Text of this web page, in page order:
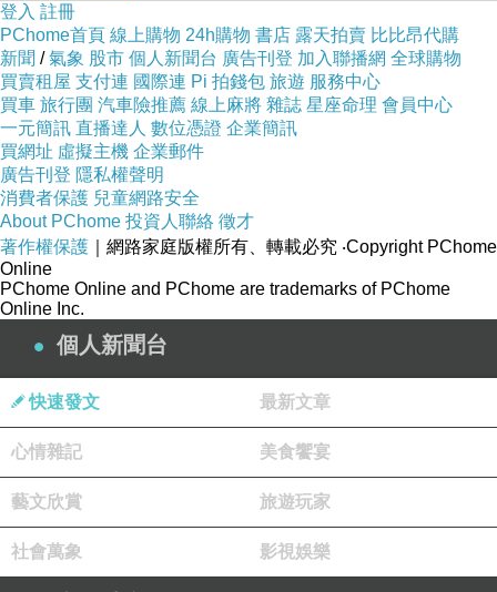
登入 註冊
PChome首頁 線上購物 24h購物 書店 露天拍賣 比比昂代購
新聞 /氣象 股市 個人新聞台 廣告刊登 加入聯播網 全球購物
買賣租屋 支付連 國際連 Pi 拍錢包 旅遊 服務中心
買車 旅行團 汽車險推薦 線上麻將 雜誌 星座命理 會員中心
一元簡訊 直播達人 數位憑證 企業簡訊
買網址 虛擬主機 企業郵件
廣告刊登 隱私權聲明
消費者保護 兒童網路安全
About PChome 投資人聯絡 徵才
著作權保護 ｜網路家庭版權所有、轉載必究 ‧Copyright PChome
Online
PChome Online and PChome are trademarks of PChome
Online Inc.
個人新聞台
快速發文 最新文章
心情雜記 美食饗宴
藝文欣賞 旅遊玩家
社會萬象 影視娛樂